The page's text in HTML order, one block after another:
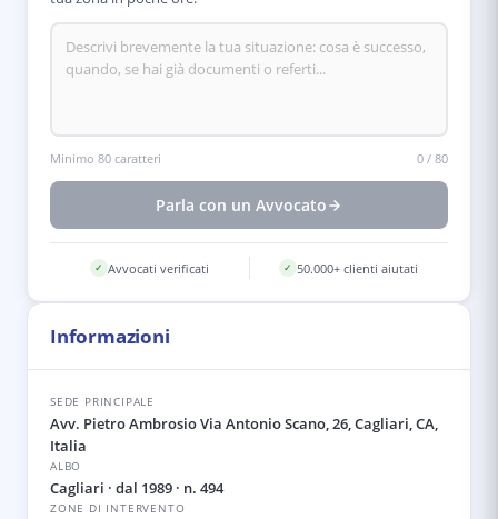
Minimo 80 caratteri 0 / 80
Parla con un Avvocato
✓ Avvocati verificati ✓ 50.000+ clienti aiutati
Informazioni
SEDE PRINCIPALE
Avv. Pietro Ambrosio Via Antonio Scano, 26, Cagliari, CA,
Italia
ALBO
Cagliari · dal 1989 · n. 494
ZONE DI INTERVENTO